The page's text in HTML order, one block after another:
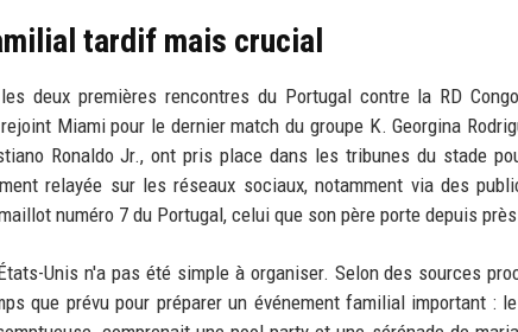
tardif mais crucial
deux premières rencontres du Portugal contre la RD
Miami pour le dernier match du groupe K. Georgina
Ronaldo Jr., ont pris place dans les tribunes du stade
relayée sur les réseaux sociaux, notamment via des
numéro 7 du Portugal, celui que son père porte depuis
Unis n'a pas été simple à organiser. Selon des sources
que prévu pour préparer un événement familial important :